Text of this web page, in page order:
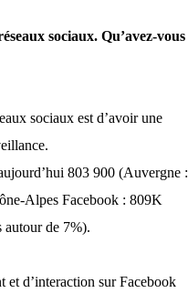
sociaux. Qu’avez-vous
sociaux est d’avoir une
803 900 (Auvergne :
Alpes Facebook : 809K
autour de 7%).
et d’interaction sur Facebook